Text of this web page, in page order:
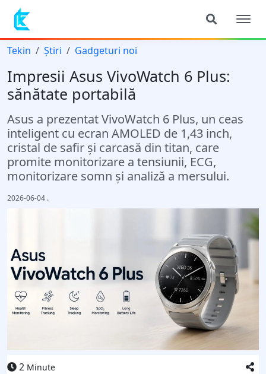
Tekin Știri Gadgeturi noi
Impresii Asus VivoWatch 6 Plus:
sănătate portabilă
Asus a prezentat VivoWatch 6 Plus, un ceas
inteligent cu ecran AMOLED de 1,43 inch,
cristal de safir și carcasă din titan, care
promite monitorizare a tensiunii, ECG,
monitorizare somn și analiză a mersului.
2026-06-04 .
2 Minute